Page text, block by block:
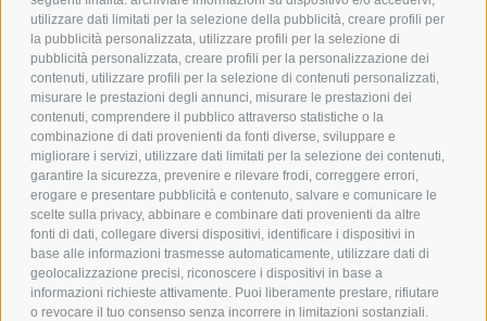
utilizzare dati limitati per la selezione della pubblicità, creare profili per
la pubblicità personalizzata, utilizzare profili per la selezione di
pubblicità personalizzata, creare profili per la personalizzazione dei
contenuti, utilizzare profili per la selezione di contenuti personalizzati,
misurare le prestazioni degli annunci, misurare le prestazioni dei
contenuti, comprendere il pubblico attraverso statistiche o la
combinazione di dati provenienti da fonti diverse, sviluppare e
migliorare i servizi, utilizzare dati limitati per la selezione dei contenuti,
garantire la sicurezza, prevenire e rilevare frodi, correggere errori,
erogare e presentare pubblicità e contenuto, salvare e comunicare le
scelte sulla privacy, abbinare e combinare dati provenienti da altre
fonti di dati, collegare diversi dispositivi, identificare i dispositivi in
base alle informazioni trasmesse automaticamente, utilizzare dati di
geolocalizzazione precisi, riconoscere i dispositivi in base a
informazioni richieste attivamente. Puoi liberamente prestare, rifiutare
o revocare il tuo consenso senza incorrere in limitazioni sostanziali.
PRIVACY POLICY
COOKIE POLICY
PAGAMENTI SICURI
AZIENDA
CHI SIAMO
MARCHI TRATTATI
CONDOMINI